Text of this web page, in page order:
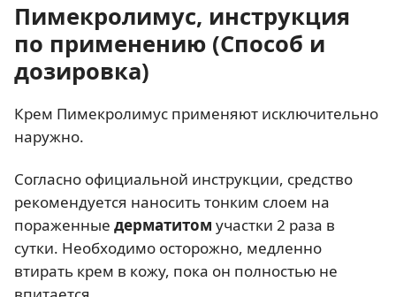
Пимекролимус, инструкция
по применению (Способ и
дозировка)
Крем Пимекролимус применяют исключительно
наружно.
Согласно официальной инструкции, средство
рекомендуется наносить тонким слоем на
пораженные дерматитом участки 2 раза в
сутки. Необходимо осторожно, медленно
втирать крем в кожу, пока он полностью не